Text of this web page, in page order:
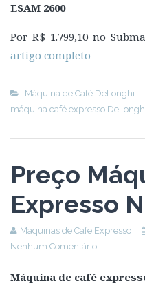
ESAM 2600
Por R$ 1.799,10 no
artigo completo
Máquina de Café DeLonghi
máquina café expresso
Preço
Expresso
Máquinas de Cafe Expresso
Nenhum Comentário
Máquina de café